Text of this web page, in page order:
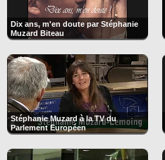
Dix ans, m'en doute par Stéphanie
Muzard Biteau
Stéphanie Muzard à la TV du
Parlement Européen